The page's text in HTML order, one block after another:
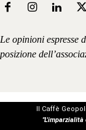
Le opinioni espresse
posizione
Il Caffè
"L'imparzialità